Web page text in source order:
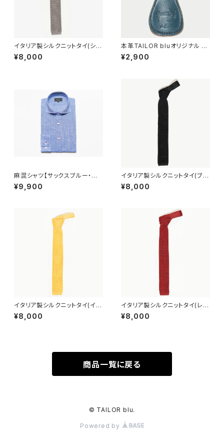
イタリア製シルクニットタイ(シル
バー)
¥8,000
本革TAILOR bluオリジナル 靴
ベラ(ネイビー)
¥2,900
麻混シャツ【サックスブルー・ビ
ジネスカジュアル】
¥9,900
イタリア製シルクニットタイ(ブラ
ック)
¥8,000
イタリア製シルクニットタイ(イエ
ロー)
¥8,000
イタリア製シルクニットタイ(レッ
ド)
¥8,000
商品一覧に戻る
© TAILOR blu.
Powered by